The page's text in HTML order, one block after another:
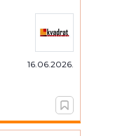
16.06.2026.